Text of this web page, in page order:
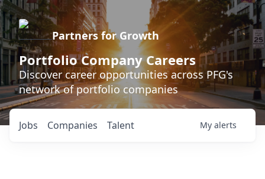
Partners for Growth
Portfolio Company Careers
Discover career opportunities across PFG's
network of portfolio companies
Jobs Companies Talent My alerts